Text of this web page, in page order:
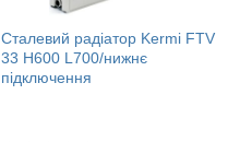
Сталевий радіатор Kermi FTV
33 H600 L700/нижнє
підключення